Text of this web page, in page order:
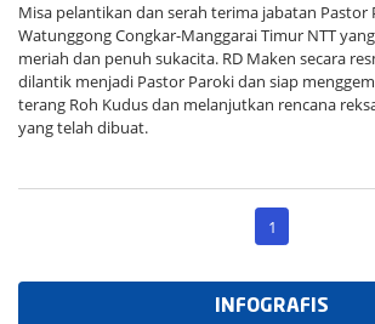
Misa pelantikan dan serah terima jabatan Pastor
Watunggong Congkar-Manggarai Timur NTT
meriah dan penuh sukacita. RD Maken secara
dilantik menjadi Pastor Paroki dan siap
terang Roh Kudus dan melanjutkan rencana
yang telah dibuat.
1
INFOGRAFIS